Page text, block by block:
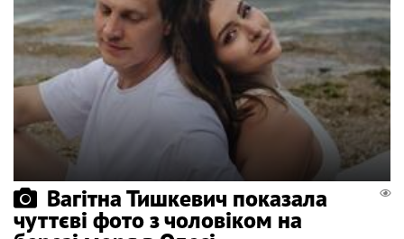
Вагітна Тишкевич показала
чуттєві фото з чоловіком на